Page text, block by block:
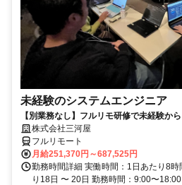
未経験のシステムエンジニア
【別業務なし】フルリモ研修で未経験か
株式会社三河屋
フルリモート
月給251,370円～687,525円
勤務時間詳細 実働時間：1日あたり8
り18日 〜 20日 勤務時間：9:00〜